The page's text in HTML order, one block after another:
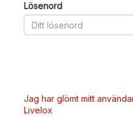
Lösenord
Jag har glömt mitt
Livelox